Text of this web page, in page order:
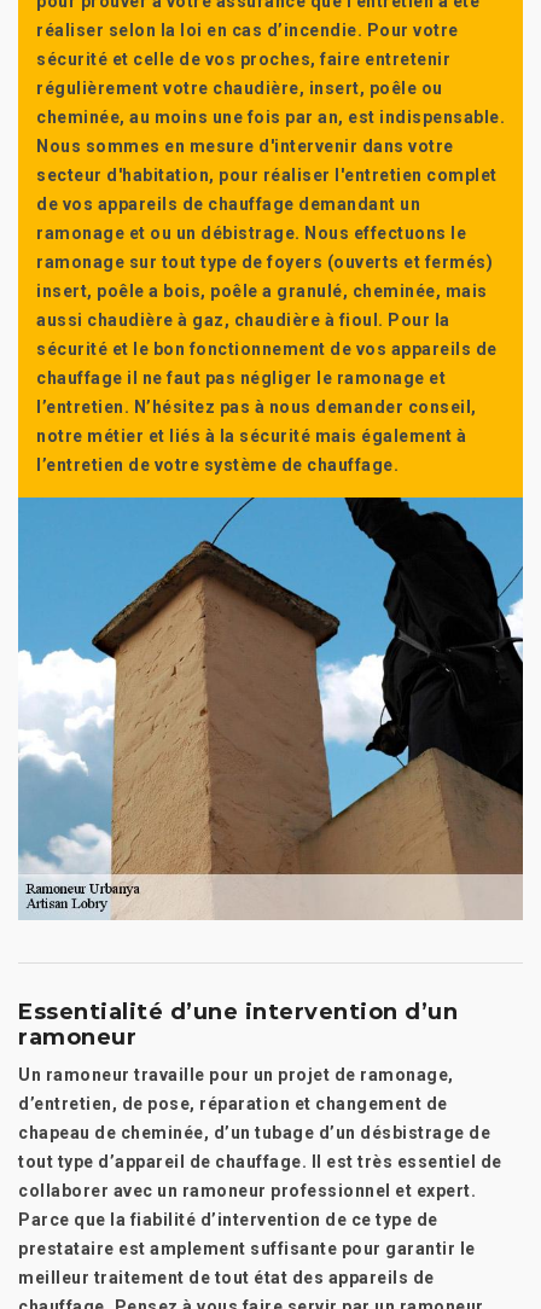
réaliser selon la loi en cas d’incendie. Pour votre
sécurité et celle de vos proches, faire entretenir
régulièrement votre chaudière, insert, poêle ou
cheminée, au moins une fois par an, est indispensable.
Nous sommes en mesure d'intervenir dans votre
secteur d'habitation, pour réaliser l'entretien complet
de vos appareils de chauffage demandant un
ramonage et ou un débistrage. Nous effectuons le
ramonage sur tout type de foyers (ouverts et fermés)
insert, poêle a bois, poêle a granulé, cheminée, mais
aussi chaudière à gaz, chaudière à fioul. Pour la
sécurité et le bon fonctionnement de vos appareils de
chauffage il ne faut pas négliger le ramonage et
l’entretien. N’hésitez pas à nous demander conseil,
notre métier et liés à la sécurité mais également à
l’entretien de votre système de chauffage.
Essentialité d’une intervention d’un
ramoneur
Un ramoneur travaille pour un projet de ramonage,
d’entretien, de pose, réparation et changement de
chapeau de cheminée, d’un tubage d’un désbistrage de
tout type d’appareil de chauffage. Il est très essentiel de
collaborer avec un ramoneur professionnel et expert.
Parce que la fiabilité d’intervention de ce type de
prestataire est amplement suffisante pour garantir le
meilleur traitement de tout état des appareils de